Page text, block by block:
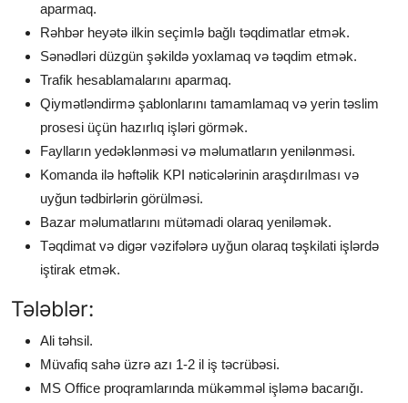
aparmaq.
Rəhbər heyətə ilkin seçimlə bağlı təqdimatlar etmək.
Sənədləri düzgün şəkildə yoxlamaq və təqdim etmək.
Trafik hesablamalarını aparmaq.
Qiymətləndirmə şablonlarını tamamlamaq və yerin təslim
prosesi üçün hazırlıq işləri görmək.
Faylların yedəklənməsi və məlumatların yenilənməsi.
Komanda ilə həftəlik KPI nəticələrinin araşdırılması və
uyğun tədbirlərin görülməsi.
Bazar məlumatlarını mütəmadi olaraq yeniləmək.
Təqdimat və digər vəzifələrə uyğun olaraq təşkilati işlərdə
iştirak etmək.
Tələblər:
Ali təhsil.
Müvafiq sahə üzrə azı 1-2 il iş təcrübəsi.
MS Office proqramlarında mükəmməl işləmə bacarığı.